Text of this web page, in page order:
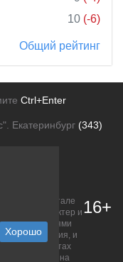
10 (-6)
Общий рейтинг
Ctrl+Enter
Екатеринбург (343)
на портале
характер и
положениями
описания, и
на сайтах
право на
16+